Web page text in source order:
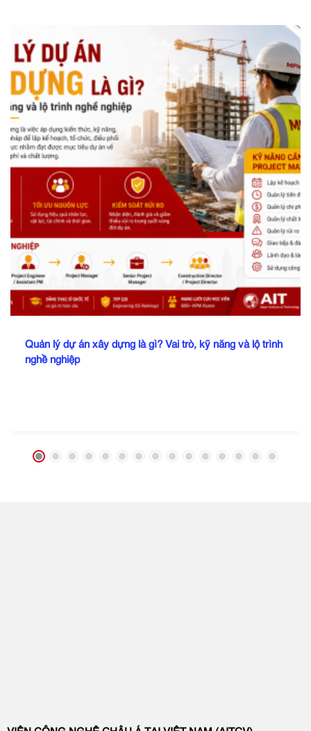
Quản lý dự án xây dựng là gì? Vai trò, kỹ năng và lộ trình
nghề nghiệp